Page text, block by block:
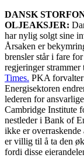
DANSK
OLJEAKSJER:
har nylig solgt sine
Årsaken er
brensler står i fare
regjeringer
Times. PKA forvalter
Energisektoren
lederen for
Cambridge Institute
nestleder i Bank of
ikke er
er villig til å ta den
fordi disse